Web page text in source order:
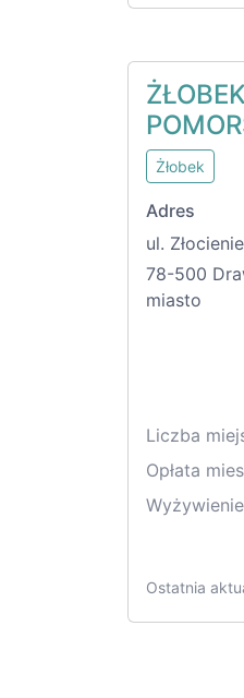
Żłobek
Adres
ul.
78-500
miasto
Liczba
Opłata
Ostatnia